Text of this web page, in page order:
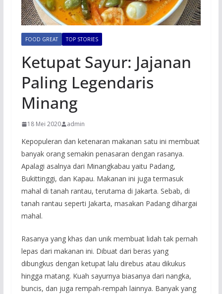
FOOD GREAT TOP STORIES
Ketupat Sayur: Jajanan
Paling Legendaris
Minang
18 Mei 2020 admin
Kepopuleran dan ketenaran makanan satu ini membuat
banyak orang semakin penasaran dengan rasanya.
Apalagi asalnya dari Minangkabau yaitu Padang,
Bukittinggi, dan Kapau. Makanan ini juga termasuk
mahal di tanah rantau, terutama di Jakarta. Sebab, di
tanah rantau seperti Jakarta, masakan Padang dihargai
mahal.
Rasanya yang khas dan unik membuat lidah tak pernah
lepas dari makanan ini. Dibuat dari beras yang
dibungkus dengan ketupat lalu direbus atau dikukus
hingga matang. Kuah sayurnya biasanya dari nangka,
buncis, dan juga rempah-rempah lainnya. Banyak yang